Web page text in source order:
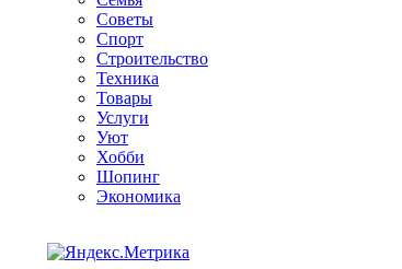
Советы
Спорт
Строительство
Техника
Товары
Услуги
Уют
Хобби
Шопинг
Экономика